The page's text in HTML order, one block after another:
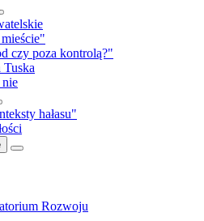
czy poza kontrolą?"
nie
hałasu"
Rozwoju